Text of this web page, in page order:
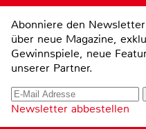
Abonniere den
über neue Magazine,
Gewinnspiele, neue
unserer Partner.
Newsletter abbestellen